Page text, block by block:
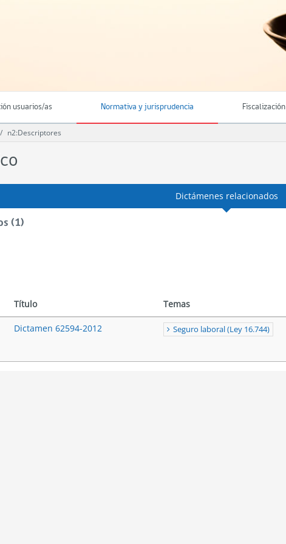
usuarios/as Normativa y jurisprudencia Fiscalización
n2:Descriptores
Dictámenes relacionados
(1)
Título Temas
Dictamen 62594-2012 Seguro laboral (Ley 16.744)